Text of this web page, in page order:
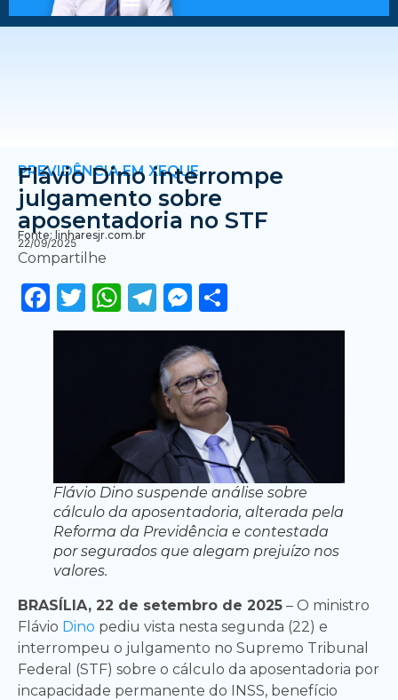
PREVIDÊNCIA EM XEQUE
Flávio Dino interrompe
julgamento sobre
aposentadoria no STF
Fonte: linharesjr.com.br
22/09/2025
Compartilhe
Facebook
Twitter
WhatsApp
Telegram
Messenger
Flávio Dino suspende análise sobre
cálculo da aposentadoria, alterada pela
Reforma da Previdência e contestada
por segurados que alegam prejuízo nos
valores.
BRASÍLIA, 22 de setembro de 2025 – O ministro
Flávio Dino pediu vista nesta segunda (22) e
interrompeu o julgamento no Supremo Tribunal
Federal (STF) sobre o cálculo da aposentadoria por
incapacidade permanente do INSS, benefício